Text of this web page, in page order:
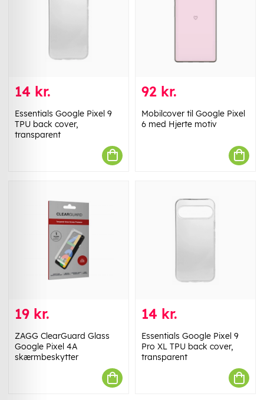
14 kr.
Essentials Google Pixel 9
TPU back cover,
transparent
92 kr.
Mobilcover til Google Pixel
6 med Hjerte motiv
19 kr.
ZAGG ClearGuard Glass
Google Pixel 4A
skærmbeskytter
14 kr.
Essentials Google Pixel 9
Pro XL TPU back cover,
transparent